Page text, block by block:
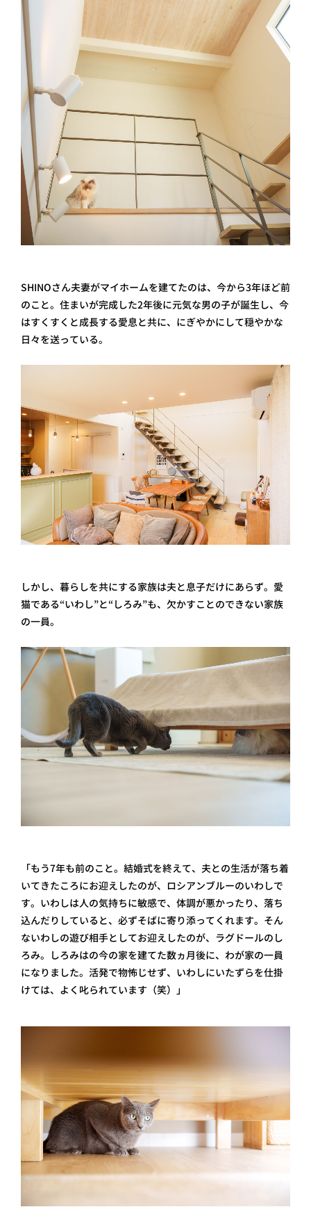
SHINOさん夫妻がマイホームを建てたのは、今から3年ほど前
のこと。住まいが完成した2年後に元気な男の子が誕生し、今
はすくすくと成長する愛息と共に、にぎやかにして穏やかな
日々を送っている。
しかし、暮らしを共にする家族は夫と息子だけにあらず。愛
猫である“いわし”と“しろみ”も、欠かすことのできない家族
の一員。
「もう7年も前のこと。結婚式を終えて、夫との生活が落ち着
いてきたころにお迎えしたのが、ロシアンブルーのいわしで
す。いわしは人の気持ちに敏感で、体調が悪かったり、落ち
込んだりしていると、必ずそばに寄り添ってくれます。そん
ないわしの遊び相手としてお迎えしたのが、ラグドールのし
ろみ。しろみはの今の家を建てた数ヵ月後に、わが家の一員
になりました。活発で物怖じせず、いわしにいたずらを仕掛
けては、よく叱られています（笑）」